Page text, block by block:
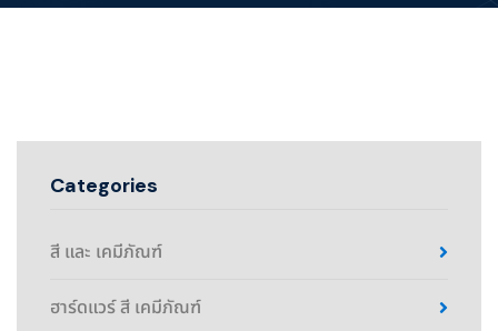
Categories
สี และ เคมีภัณฑ์
ฮาร์ดแวร์ สี เคมีภัณฑ์